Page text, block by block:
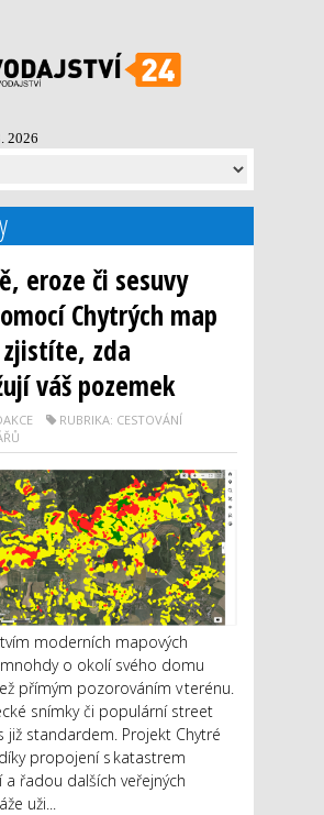
2026
eroze či sesuvy
Chytrých map
zda
váš pozemek
RUBRIKA: CESTOVÁNÍ
moderních mapových
o okolí svého domu
přímým pozorováním v terénu.
snímky či populární street
již standardem. Projekt Chytré
propojení s katastrem
řadou dalších veřejných
uži...